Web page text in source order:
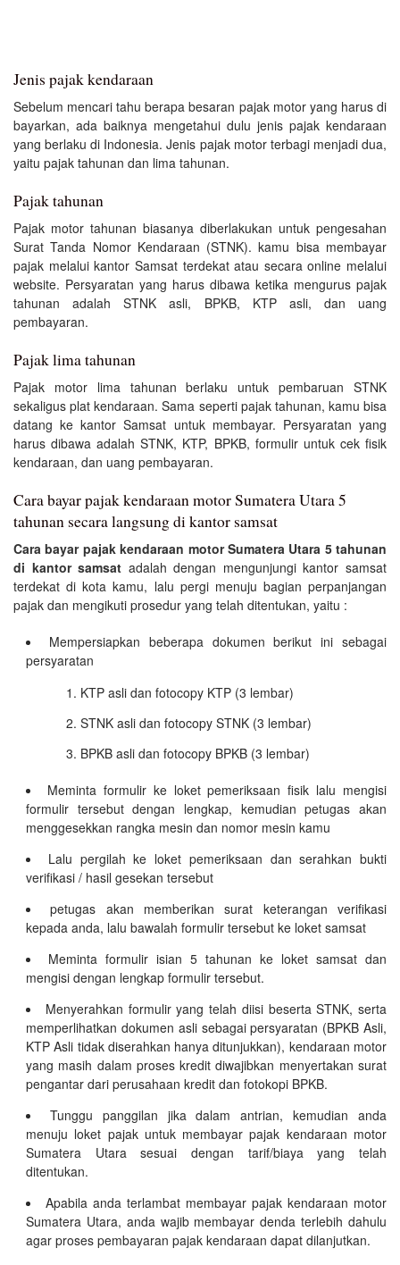
Jenis pajak kendaraan
Sebelum mencari tahu berapa besaran pajak motor yang harus di
bayarkan, ada baiknya mengetahui dulu jenis pajak kendaraan
yang berlaku di Indonesia. Jenis pajak motor terbagi menjadi dua,
yaitu pajak tahunan dan lima tahunan.
Pajak tahunan
Pajak motor tahunan biasanya diberlakukan untuk pengesahan
Surat Tanda Nomor Kendaraan (STNK). kamu bisa membayar
pajak melalui kantor Samsat terdekat atau secara online melalui
website. Persyaratan yang harus dibawa ketika mengurus pajak
tahunan adalah STNK asli, BPKB, KTP asli, dan uang
pembayaran.
Pajak lima tahunan
Pajak motor lima tahunan berlaku untuk pembaruan STNK
sekaligus plat kendaraan. Sama seperti pajak tahunan, kamu bisa
datang ke kantor Samsat untuk membayar. Persyaratan yang
harus dibawa adalah STNK, KTP, BPKB, formulir untuk cek fisik
kendaraan, dan uang pembayaran.
Cara bayar pajak kendaraan motor Sumatera Utara 5
tahunan secara langsung di kantor samsat
Cara bayar pajak kendaraan motor Sumatera Utara 5 tahunan
di kantor samsat adalah dengan mengunjungi kantor samsat
terdekat di kota kamu, lalu pergi menuju bagian perpanjangan
pajak dan mengikuti prosedur yang telah ditentukan, yaitu :
Mempersiapkan beberapa dokumen berikut ini sebagai
persyaratan
KTP asli dan fotocopy KTP (3 lembar)
STNK asli dan fotocopy STNK (3 lembar)
BPKB asli dan fotocopy BPKB (3 lembar)
Meminta formulir ke loket pemeriksaan fisik lalu mengisi
formulir tersebut dengan lengkap, kemudian petugas akan
menggesekkan rangka mesin dan nomor mesin kamu
Lalu pergilah ke loket pemeriksaan dan serahkan bukti
verifikasi / hasil gesekan tersebut
petugas akan memberikan surat keterangan verifikasi
kepada anda, lalu bawalah formulir tersebut ke loket samsat
Meminta formulir isian 5 tahunan ke loket samsat dan
mengisi dengan lengkap formulir tersebut.
Menyerahkan formulir yang telah diisi beserta STNK, serta
memperlihatkan dokumen asli sebagai persyaratan (BPKB Asli,
KTP Asli tidak diserahkan hanya ditunjukkan), kendaraan motor
yang masih dalam proses kredit diwajibkan menyertakan surat
pengantar dari perusahaan kredit dan fotokopi BPKB.
Tunggu panggilan jika dalam antrian, kemudian anda
menuju loket pajak untuk membayar pajak kendaraan motor
Sumatera Utara sesuai dengan tarif/biaya yang telah
ditentukan.
Apabila anda terlambat membayar pajak kendaraan motor
Sumatera Utara, anda wajib membayar denda terlebih dahulu
agar proses pembayaran pajak kendaraan dapat dilanjutkan.